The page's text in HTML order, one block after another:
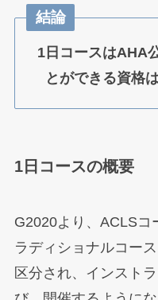
結論
1日コースはAHA
とができる資格
1日コースの概要
G2020より、ACLSコ
ラディショナルコー
区分され、インスト